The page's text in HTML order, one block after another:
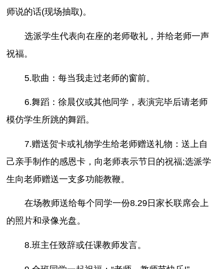
师说的话(现场抽取)。
选派学生代表向在座的老师敬礼，并给老师一声
祝福。
5.歌曲：每当我走过老师的窗前。
6.舞蹈：徐晨仪或其他同学，表演完毕后请老师
模仿学生所跳的舞蹈。
7.赠送贺卡或礼物学生给老师赠送礼物：送上自
己亲手制作的感恩卡，向老师表示节日的祝福;选派学
生向老师赠送一支多功能教鞭。
在场教师送给每个同学一份8.29日家长联席会上
的照片和录像光盘。
8.班主任致辞或任课教师发言。